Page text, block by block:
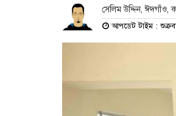
সেলিম উদ্দিন, ঈদগাঁও,
আপডেট টাইম :